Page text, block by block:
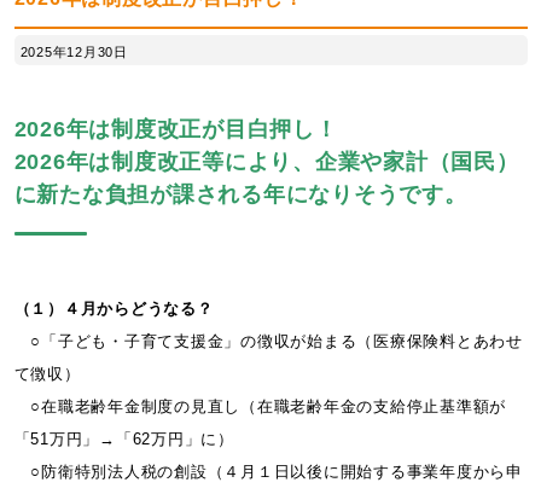
2025年12月30日
2026年は制度改正が目白押し！
2026年は制度改正等により、企業や家計（国民）
に新たな負担が課される年になりそうです。
（１）４月からどうなる？
○「子ども・子育て支援金」の徴収が始まる（医療保険料とあわせ
て徴収）
○在職老齢年金制度の見直し（在職老齢年金の支給停止基準額が
「51万円」→「62万円」に）
○防衛特別法人税の創設（４月１日以後に開始する事業年度から申